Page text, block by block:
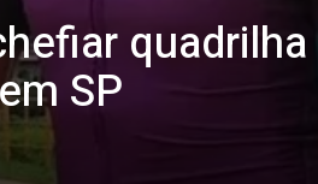
quadrilha
SP